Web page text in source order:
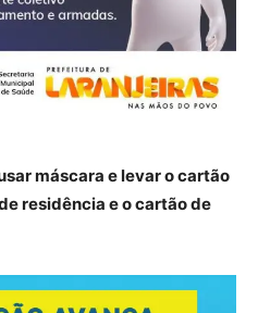
máscara e levar o cartão
residência e o cartão de